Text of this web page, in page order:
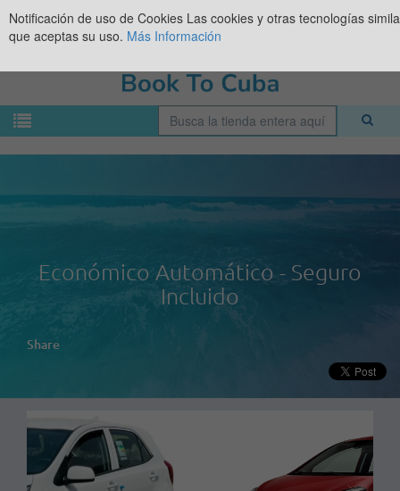
Económico Automático - Seguro
Incluido
Share
Notificación de uso de Cookies Las cookies y otras tecnologías
que aceptas su uso. Más Información